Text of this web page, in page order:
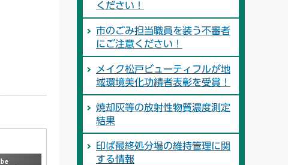
ください！
市のごみ担当職員を装う不審者
にご注意ください！
メイク松戸ビューティフルが地
域環境美化功績者表彰を受賞！
焼却灰等の放射性物質濃度測定
結果
印ば最終処分場の維持管理に関
する情報